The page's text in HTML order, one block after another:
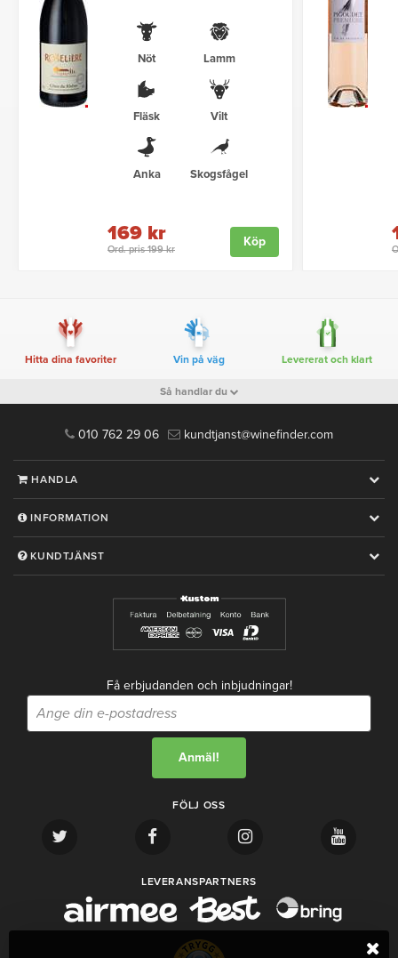
Nöt Lamm
Fläsk Vilt
Anka Skogsfågel
Ord. pris 199 kr
169 kr Köp
Hitta dina favoriter Vin på väg Levererat och klart
Så handlar du
010 762 29 06 kundtjanst@winefinder.com
HANDLA
INFORMATION
KUNDTJÄNST
Få erbjudanden och inbjudningar!
FÖLJ OSS
LEVERANSPARTNERS